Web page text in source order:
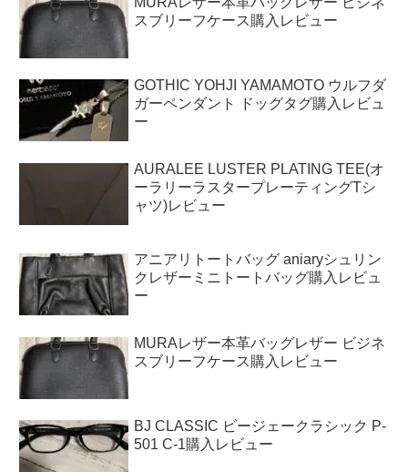
スブリーフケース購入レビュー
GOTHIC YOHJI YAMAMOTO ウルフダ
ガーペンダント ドッグタグ購入レビュ
ー
AURALEE LUSTER PLATING TEE(オ
ーラリーラスタープレーティングTシ
ャツ)レビュー
アニアリトートバッグ aniaryシュリン
クレザーミニトートバッグ購入レビュ
ー
MURAレザー本革バッグレザー ビジネ
スブリーフケース購入レビュー
BJ CLASSIC ビージェークラシック P-
501 C-1購入レビュー